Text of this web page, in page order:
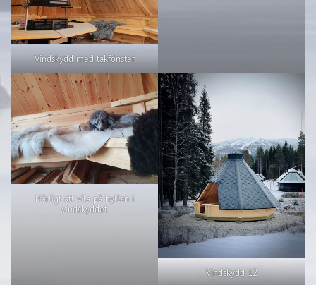
Vindskydd med takfönster
Härligt att vila på hyllan i
vindskyddet
Vindskydd 12